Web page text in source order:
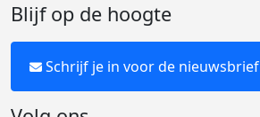
Blijf op de hoogte
Schrijf je in voor de nieuwsbrief